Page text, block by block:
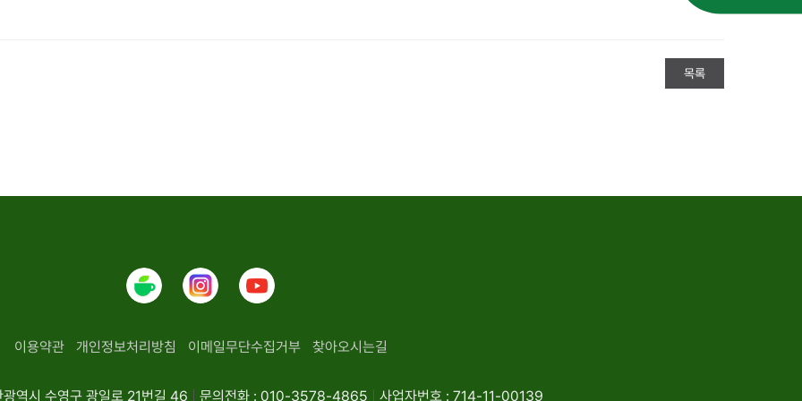
목록
이용약관 개인정보처리방침 이메일무단수집거부 찾아오시는길
광역시 수영구 광일로 21번길 46 문의전화 : 010-3578-4865 사업자번호 : 714-11-00139